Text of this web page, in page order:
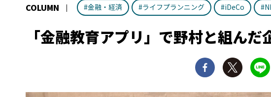
COLUMN #金融・経済 #ライフプランニング #iDeCo
「金融教育アプリ」で野村と組んだ